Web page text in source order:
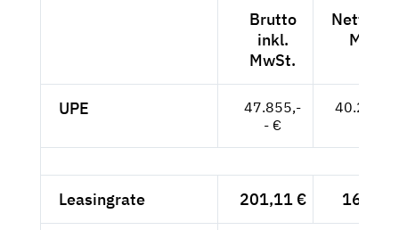
Brutto
inkl.
MwSt.
Netto
MwSt.
UPE
47.855,-
- €
Leasingrate 201,11 € 169,--